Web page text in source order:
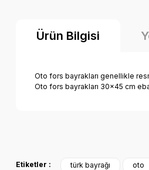
Ürün Bilgisi
Oto fors bayrakları genellikle
Oto fors bayrakları 30x45 cm
Etiketler : türk bayrağı oto